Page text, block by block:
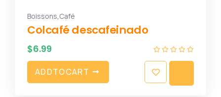
Boissons,Café
Colcafé descafeinado
$6.99
ADDTOCART